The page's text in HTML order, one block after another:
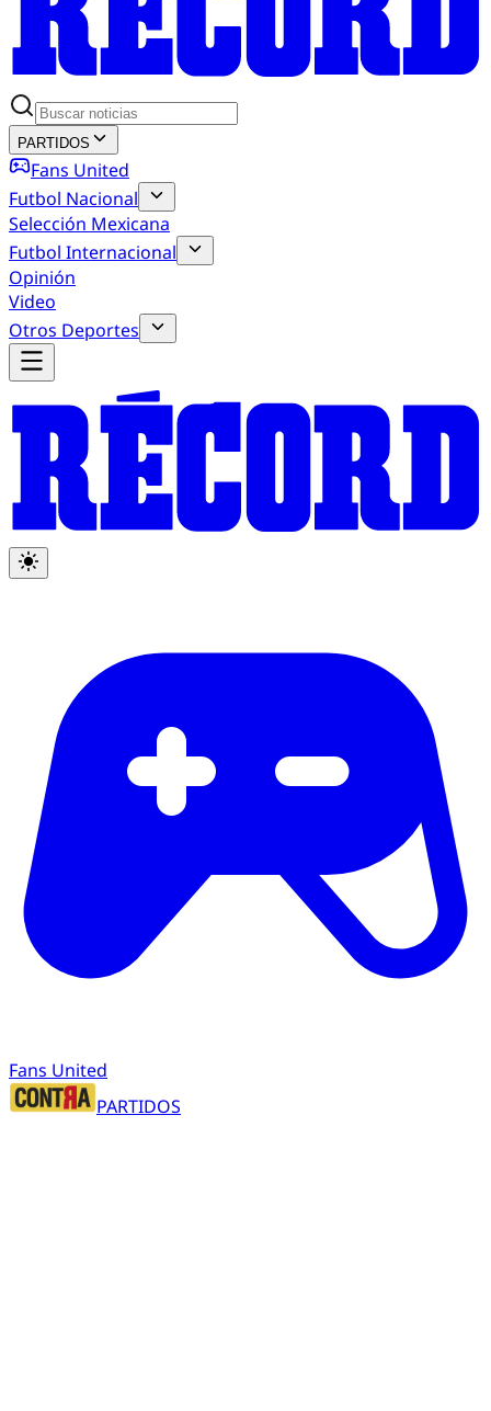
PARTIDOS
Fans United
Futbol Nacional
Selección Mexicana
Futbol Internacional
Opinión
Video
Otros Deportes
Fans United
PARTIDOS